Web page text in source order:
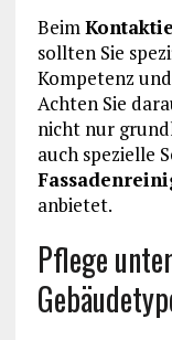
Beim
sollten Sie
Kompetenz
Achten Sie
nicht nur
auch spezielle
anbietet.
Pflege